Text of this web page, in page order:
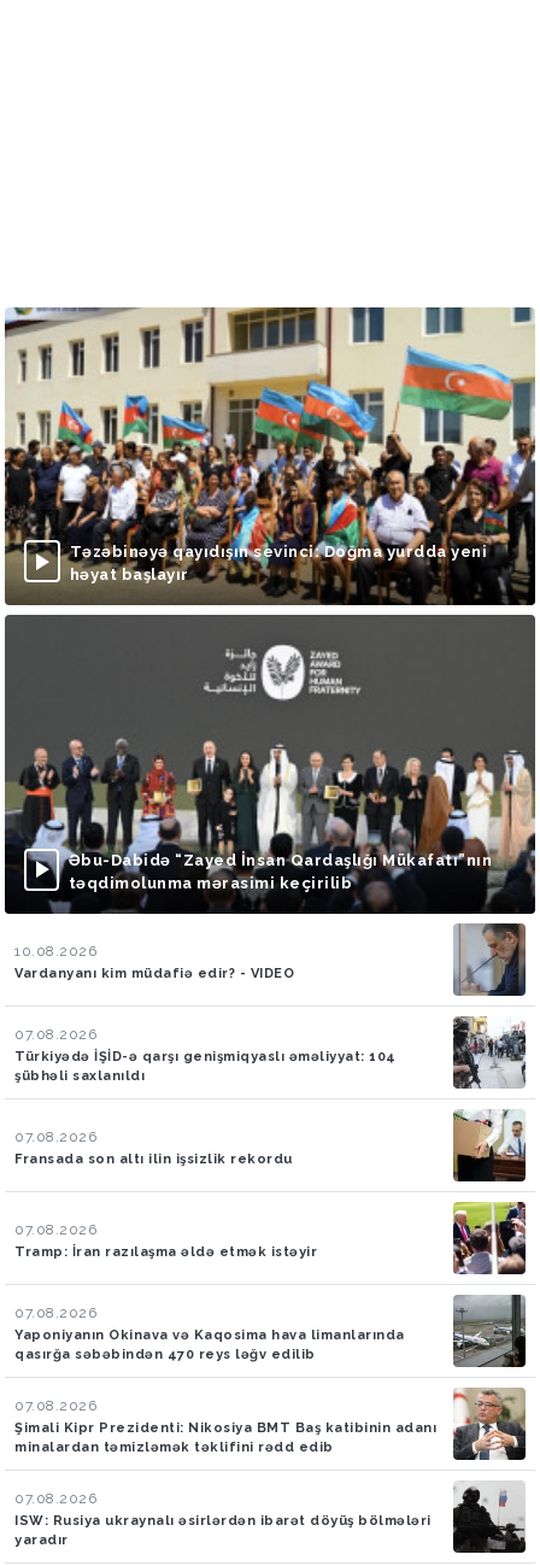
Təzəbinəyə qayıdışın sevinci: Doğma yurdda yeni
həyat başlayır
Əbu-Dabidə “Zayed İnsan Qardaşlığı Mükafatı”nın
təqdimolunma mərasimi keçirilib
10.08.2026
Vardanyanı kim müdafiə edir? - VIDEO
07.08.2026
Türkiyədə İŞİD-ə qarşı genişmiqyaslı əməliyyat: 104
şübhəli saxlanıldı
07.08.2026
Fransada son altı ilin işsizlik rekordu
07.08.2026
Tramp: İran razılaşma əldə etmək istəyir
07.08.2026
Yaponiyanın Okinava və Kaqosima hava limanlarında
qasırğa səbəbindən 470 reys ləğv edilib
07.08.2026
Şimali Kipr Prezidenti: Nikosiya BMT Baş katibinin adanı
minalardan təmizləmək təklifini rədd edib
07.08.2026
ISW: Rusiya ukraynalı əsirlərdən ibarət döyüş bölmələri
yaradır